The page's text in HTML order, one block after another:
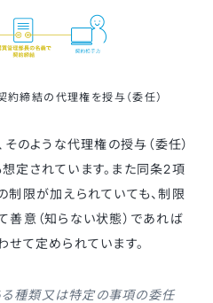
締結の代理権を授与（委任）
のような代理権の授与（委任）
定されています。また同条2項
制限が加えられていても、制限
善意（知らない状態）であれば
せて定められています。
種類又は特定の事項の委任